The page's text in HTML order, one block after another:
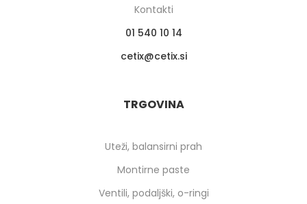
Kontakti
01 540 10 14
cetix
cetix.si
TRGOVINA
Uteži, balansirni prah
Montirne paste
Ventili, podaljški, o-ringi